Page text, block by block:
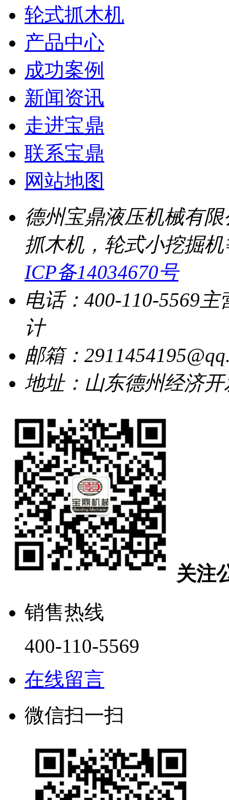
轮式抓木机
产品中心
成功案例
新闻资讯
走进宝鼎
联系宝鼎
网站地图
德州宝鼎液压机械有
抓木机，轮式小挖掘
ICP备14034670号
电话：400-110-5569 主
计
邮箱：
地址：山东德州经济
关注
销售热线
400-110-5569
在线留言
微信扫一扫